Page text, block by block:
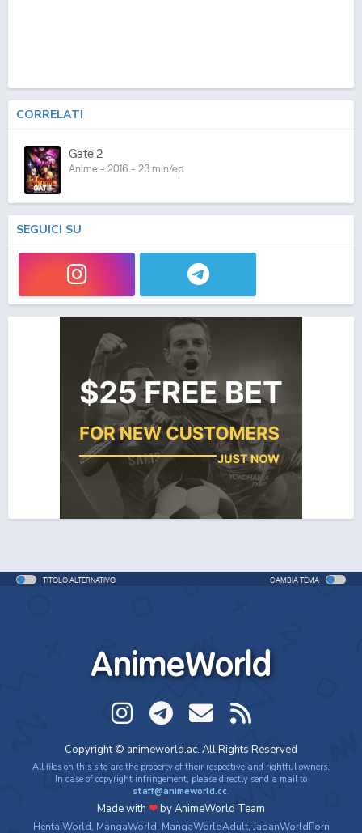
CORRELATI
Gate 2
Anime - 2016 - 23 min/ep
SEGUICI SU
TITOLO ALTERNATIVO CAMBIA TEMA
AnimeWorld
Copyright © animeworld.ac. All Rights Reserved
All files on this site are the property of their respective and rightful owners.
In case of copyright infringement, please directly send a mail to
staff@animeworld.cc.
Made with ❤by AnimeWorld Team
HentaiWorld, MangaWorld, MangaWorldAdult, JapanWorldPorn